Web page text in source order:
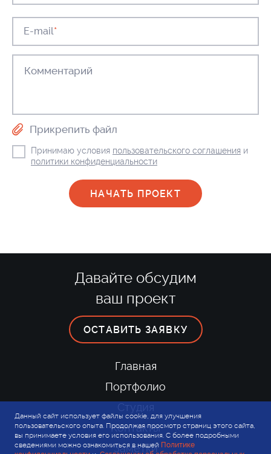
E-mail*
Прикрепить файл
Принимаю условия пользовательского соглашения и
политики конфиденциальности
Давайте обсудим
ваш проект
ОСТАВИТЬ ЗАЯВКУ
Главная
Портфолио
Студия
Контакты
Заметки
Данный сайт использует файлы cookie, для улучшения
пользовательского опыта. Продолжая просмотр страниц этого сайта,
вы принимаете условия его использования. С более подробными
сведениями можно ознакомиться в нашей Политике